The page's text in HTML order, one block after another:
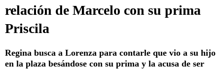
relación de Marcelo con su prima
Priscila
Regina busca a Lorenza para contarle que vio a su hijo
en la plaza besándose con su prima y la acusa de ser